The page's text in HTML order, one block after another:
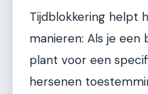
Tijdblokkering helpt
manieren: Als je
plant voor een
hersenen